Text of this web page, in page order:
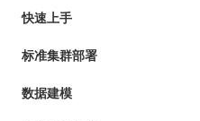
快速上手
标准集群部署
数据建模